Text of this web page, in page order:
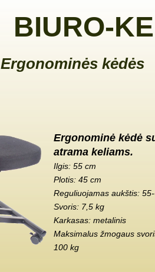
BIURO-
Ergonominės kėdės
Ergonominė kėdė
atrama keliams.
Ilgis: 55 cm
Plotis: 45 cm
Reguliuojamas aukštis:
Svoris: 7,5 kg
Karkasas: metalinis
Maksimalus žmogaus
100 kg